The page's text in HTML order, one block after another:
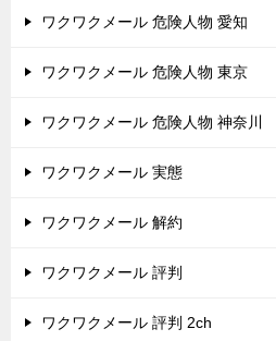
ワクワクメール 危険人物 愛知
ワクワクメール 危険人物 東京
ワクワクメール 危険人物 神奈川
ワクワクメール 実態
ワクワクメール 解約
ワクワクメール 評判
ワクワクメール 評判 2ch